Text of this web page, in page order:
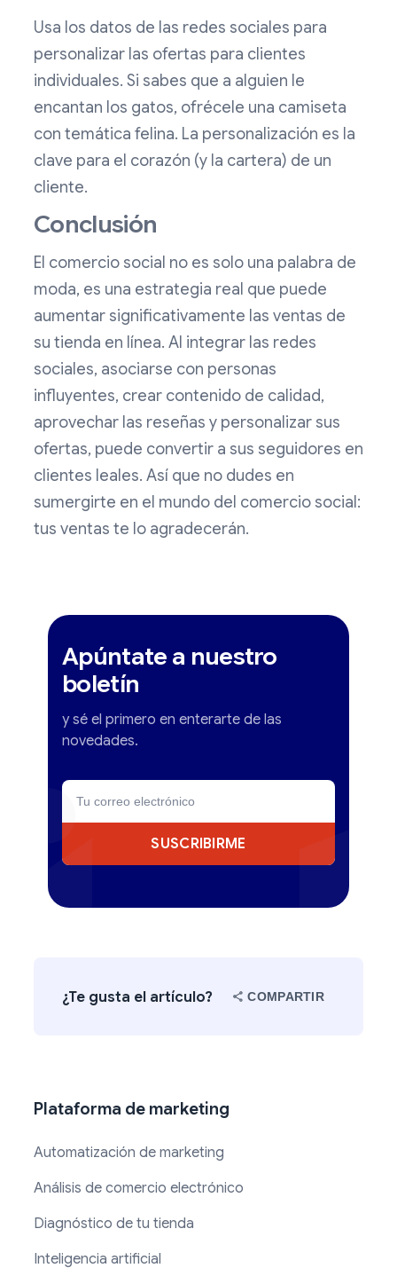
Usa los datos de las redes sociales para
personalizar las ofertas para clientes
individuales. Si sabes que a alguien le
encantan los gatos, ofrécele una camiseta
con temática felina. La personalización es la
clave para el corazón (y la cartera) de un
cliente.
Conclusión
El comercio social no es solo una palabra de
moda, es una estrategia real que puede
aumentar significativamente las ventas de
su tienda en línea. Al integrar las redes
sociales, asociarse con personas
influyentes, crear contenido de calidad,
aprovechar las reseñas y personalizar sus
ofertas, puede convertir a sus seguidores en
clientes leales. Así que no dudes en
sumergirte en el mundo del comercio social:
tus ventas te lo agradecerán.
Apúntate a nuestro
boletín
y sé el primero en enterarte de las
novedades.
SUSCRIBIRME
¿Te gusta el artículo? COMPARTIR
Plataforma de marketing
Automatización de marketing
Análisis de comercio electrónico
Diagnóstico de tu tienda
Inteligencia artificial